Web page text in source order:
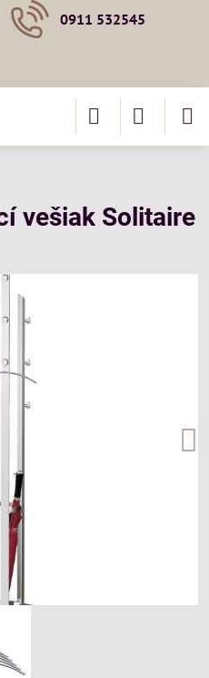
0911 532545
vešiak Solitaire